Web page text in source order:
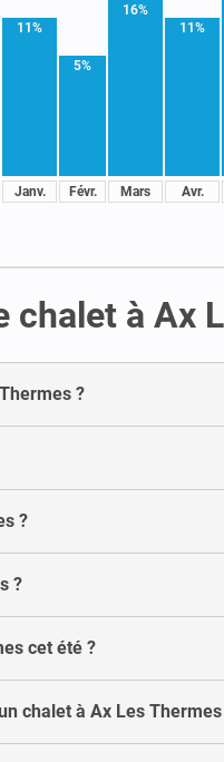
11%
Janv.
5%
Févr.
16%
Mars
11%
Avr.
à Ax
?
?
?
cet été ?
chalet à Ax Les Thermes